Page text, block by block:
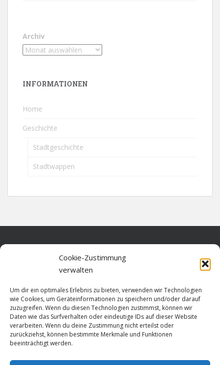
Cookie-Zustimmung
verwalten
Um dir ein optimales Erlebnis zu bieten, verwenden wir Technologien
wie Cookies, um Geräteinformationen zu speichern und/oder darauf
zuzugreifen. Wenn du diesen Technologien zustimmst, können wir
Daten wie das Surfverhalten oder eindeutige IDs auf dieser Website
verarbeiten. Wenn du deine Zustimmung nicht erteilst oder
zurückziehst, können bestimmte Merkmale und Funktionen
beeinträchtigt werden.
Archiv
INFORMATIONEN
Home
Geschichte
Stadtgeschichte
Stadtwappen
Datenschutz
Cookie-Richtlinie (EU)
Impressum